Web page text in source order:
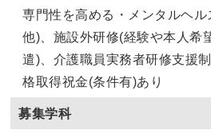
専門性を高める・メンタルヘル
他)、施設外研修(経験や本人希
遣)、介護職員実務者研修支援
格取得祝金(条件有)あり
募集学科